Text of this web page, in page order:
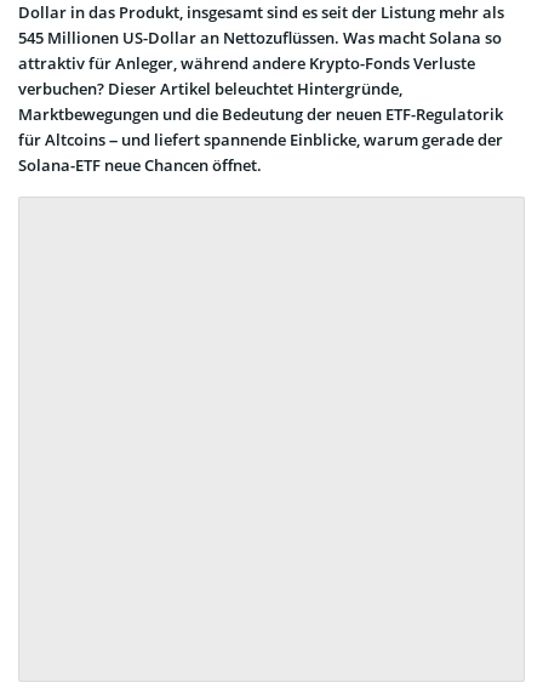
Dollar in das Produkt, insgesamt sind es seit der Listung mehr als
545 Millionen US-Dollar an Nettozuflüssen. Was macht Solana so
attraktiv für Anleger, während andere Krypto-Fonds Verluste
verbuchen? Dieser Artikel beleuchtet Hintergründe,
Marktbewegungen und die Bedeutung der neuen ETF-Regulatorik
für Altcoins – und liefert spannende Einblicke, warum gerade der
Solana-ETF neue Chancen öffnet.